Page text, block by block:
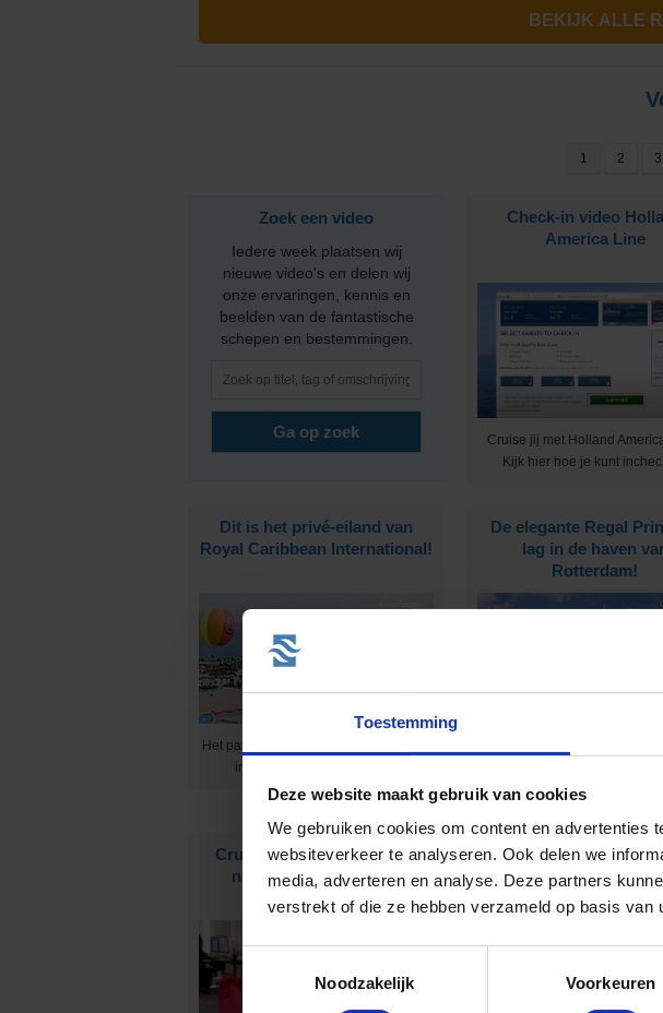
Toestemming
Deze website maakt gebruik van cookies
We gebruiken cookies om content en advertenties
websiteverkeer te analyseren. Ook delen we
media, adverteren en analyse. Deze partners
verstrekt of die ze hebben verzameld op basis van
Toestemmingsselectie
Noodzakelijk
Voorkeuren
SeaDream Yacht Club
Silversea Cruises
Star Clippers
1 2 3
Zoek een video
Iedere week plaatsen wij
nieuwe video's en delen wij
onze ervaringen, kennis en
beelden van de fantastische
schepen en bestemmingen.
Check-in video
America Line
Cruise jij met Holland
Kijk hier hoe je kunt
Dit is het privé-eiland van
Royal Caribbean International!
Het paradijselijke Cococay ligt midden
in de tropische bahama's :-)
De elegante Regal
lag in de haven
Rotterdam!
CruiseReizen.nl is op zoek
naar nieuwe collega's!
Een heerlijke cruise
met collega's!